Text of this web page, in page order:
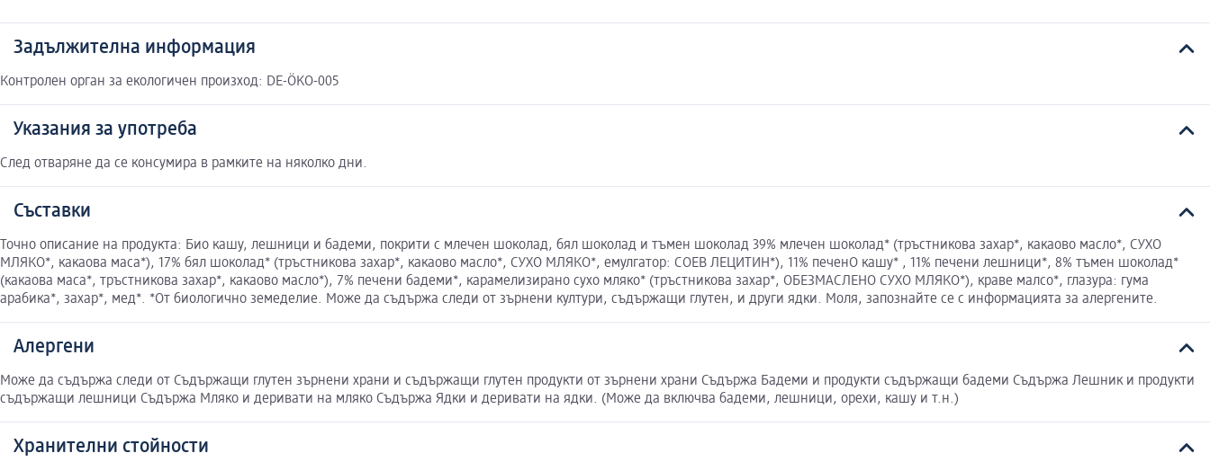
Задължителна информация
Контролен орган за екологичен произход: DE-ÖKO-005
Указания за употреба
След отваряне да се консумира в рамките на няколко дни.
Съставки
Точно описание на продукта: Био кашу, лешници и бадеми, покрити с млечен шоколад, бял шоколад и тъмен шоколад 39% млечен шоколад* (тръстникова захар*, какаово масло*, СУХО
МЛЯКО*, какаова маса*), 17% бял шоколад* (тръстникова захар*, какаово масло*, СУХО МЛЯКО*, емулгатор: СОЕВ ЛЕЦИТИН*), 11% печенО кашу* , 11% печени лешници*, 8% тъмен шоколад*
(какаова маса*, тръстникова захар*, какаово масло*), 7% печени бадеми*, карамелизирано сухо мляко* (тръстникова захар*, ОБЕЗМАСЛЕНО СУХО МЛЯКО*), краве малсо*, глазура: гума
арабика*, захар*, мед*. *От биологично земеделие. Може да съдържа следи от зърнени култури, съдържащи глутен, и други ядки. Моля, запознайте се с информацията за алергените.
Алергени
Може да съдържа следи от Съдържащи глутен зърнени храни и съдържащи глутен продукти от зърнени храни Съдържа Бадеми и продукти съдържащи бадеми Съдържа Лeшник и продукти
съдържащи лешници Съдържа Мляко и деривати на мляко Съдържа Ядки и деривати на ядки. (Може да включва бадеми, лешници, орехи, кашу и т.н.)
Хранителни стойности